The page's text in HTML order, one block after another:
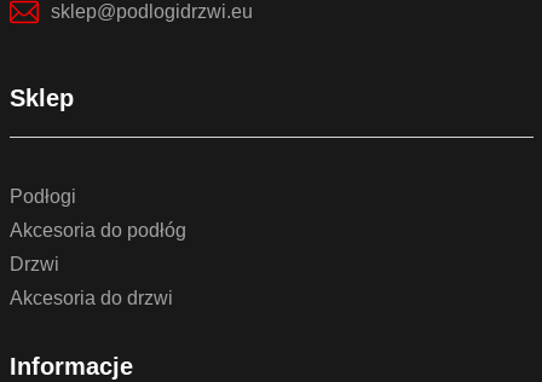
sklep@podlogidrzwi.eu
Sklep
Podłogi
Akcesoria do podłóg
Drzwi
Akcesoria do drzwi
Informacje